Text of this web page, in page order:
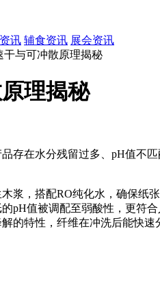
讯 辅食资讯 展会资讯
干与可冲散原理揭秘
理揭秘
存在水分残留过多、pH值不
浆，搭配RO纯化水，确保
pH值被调配至弱酸性，更符
的特性，纤维在冲洗后能快速